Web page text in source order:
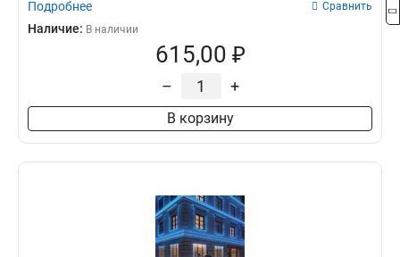
Подробнее Сравнить
Наличие: В наличии
615,00 ₽
– +
В корзину